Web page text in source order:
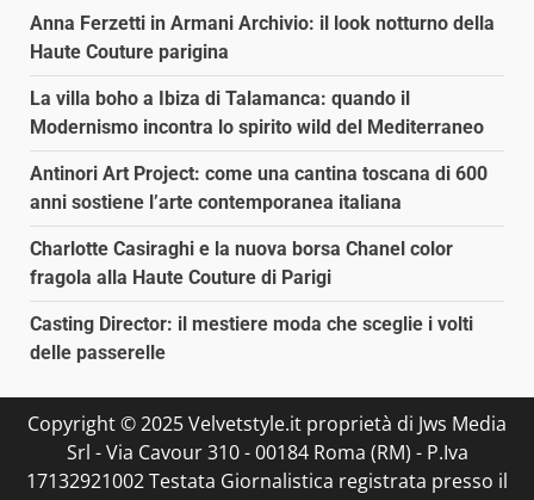
Anna Ferzetti in Armani Archivio: il look notturno della
Haute Couture parigina
La villa boho a Ibiza di Talamanca: quando il
Modernismo incontra lo spirito wild del Mediterraneo
Antinori Art Project: come una cantina toscana di 600
anni sostiene l’arte contemporanea italiana
Charlotte Casiraghi e la nuova borsa Chanel color
fragola alla Haute Couture di Parigi
Casting Director: il mestiere moda che sceglie i volti
delle passerelle
Copyright © 2025 Velvetstyle.it proprietà di Jws Media
Srl - Via Cavour 310 - 00184 Roma (RM) - P.Iva
17132921002 Testata Giornalistica registrata presso il